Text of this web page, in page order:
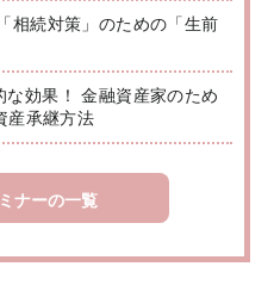
相続対策」のための「生前
効果！ 金融資産家のため
産承継方法
ナーの一覧